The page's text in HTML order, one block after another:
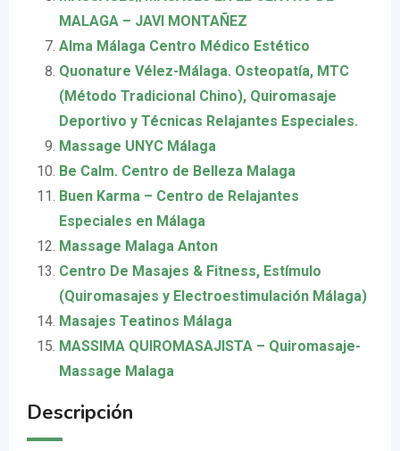
MALAGA – JAVI MONTAÑEZ
Alma Málaga Centro Médico Estético
Quonature Vélez-Málaga. Osteopatía, MTC
(Método Tradicional Chino), Quiromasaje
Deportivo y Técnicas Relajantes Especiales.
Massage UNYC Málaga
Be Calm. Centro de Belleza Malaga
Buen Karma – Centro de Relajantes
Especiales en Málaga
Massage Malaga Anton
Centro De Masajes & Fitness, Estímulo
(Quiromasajes y Electroestimulación Málaga)
Masajes Teatinos Málaga
MASSIMA QUIROMASAJISTA – Quiromasaje-
Massage Malaga
Descripción